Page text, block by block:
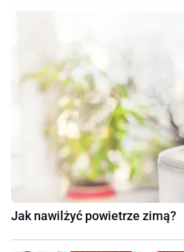
Jak nawilżyć powietrze zimą?